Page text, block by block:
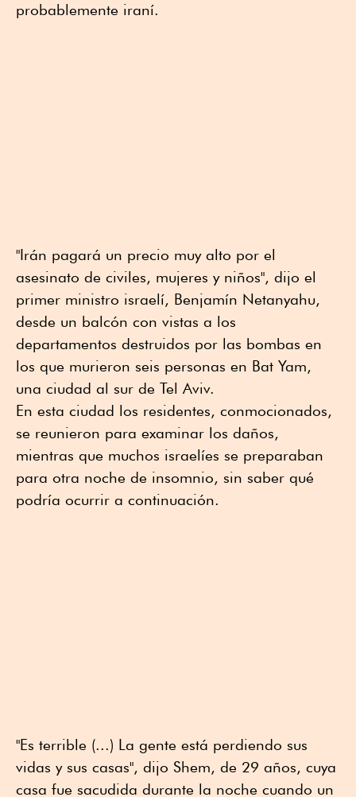
probablemente iraní.
"Irán pagará un precio muy alto por el
asesinato de civiles, mujeres y niños", dijo el
primer ministro israelí, Benjamín Netanyahu,
desde un balcón con vistas a los
departamentos destruidos por las bombas en
los que murieron seis personas en Bat Yam,
una ciudad al sur de Tel Aviv.
En esta ciudad los residentes, conmocionados,
se reunieron para examinar los daños,
mientras que muchos israelíes se preparaban
para otra noche de insomnio, sin saber qué
podría ocurrir a continuación.
"Es terrible (...) La gente está perdiendo sus
vidas y sus casas", dijo Shem, de 29 años, cuya
casa fue sacudida durante la noche cuando un